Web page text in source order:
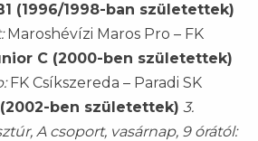
(1996/1998-ban születettek)
Maroshévízi Maros Pro – FK
C (2000-ben születettek)
FK Csíkszereda – Paradi SK
ben születettek) 3.
A csoport, vasárnap, 9 órától: